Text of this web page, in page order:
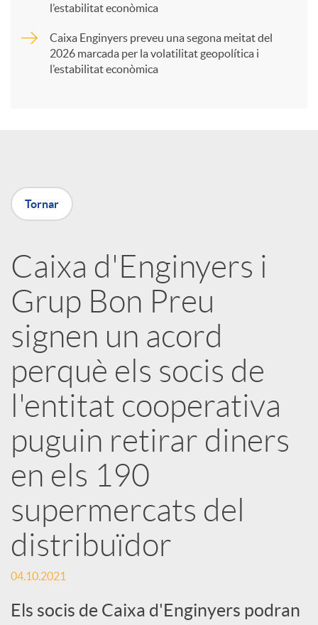
X
r
x
e
s
S
o
c
i
l’estabilitat econòmica
Caixa Enginyers preveu una segona meitat del
2026 marcada per la volatilitat geopolítica i
l’estabilitat econòmica
Tornar
Caixa d'Enginyers i
Grup Bon Preu
signen un acord
perquè els socis de
l'entitat cooperativa
puguin retirar diners
en els 190
supermercats del
distribuïdor
04.10.2021
Els socis de Caixa d'Enginyers podran